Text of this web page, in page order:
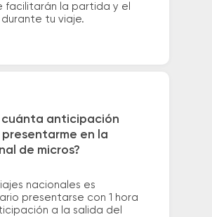
facilitarán la partida y el
tu viaje.
cuánta anticipación
en la
de micros?
nacionales es
presentarse con 1 hora
a la salida del